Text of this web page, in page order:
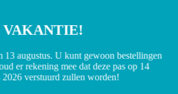
VAKANTIE!
13 augustus. U kunt gewoon bestellingen
er rekening mee dat deze pas op 14
2026 verstuurd zullen worden!